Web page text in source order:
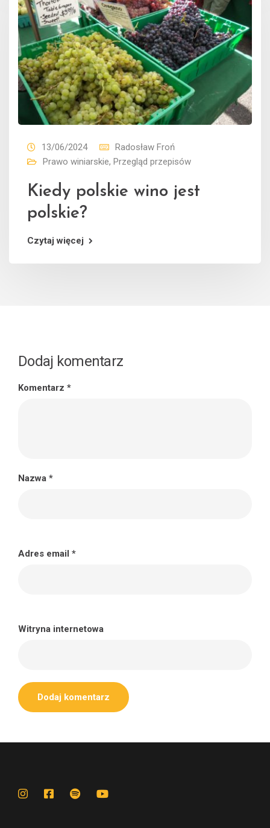
13/06/2024
Radosław Froń
Prawo winiarskie, Przegląd przepisów
Kiedy polskie wino jest
polskie?
Czytaj więcej
Dodaj komentarz
Komentarz *
Nazwa *
Adres email *
Witryna internetowa